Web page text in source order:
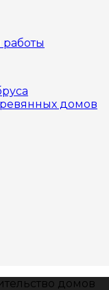
домов
домов